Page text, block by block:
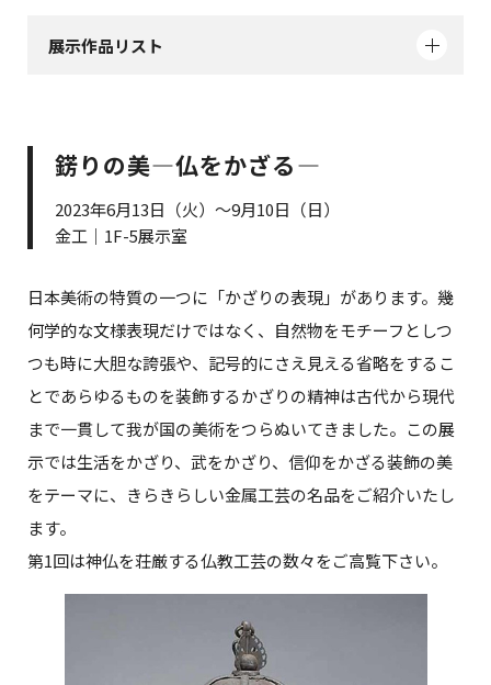
展示作品リスト
錺りの美―仏をかざる―
2023年6月13日（火）～9月10日（日）
金工｜1F-5展示室
日本美術の特質の一つに「かざりの表現」があります。幾
何学的な文様表現だけではなく、自然物をモチーフとしつ
つも時に大胆な誇張や、記号的にさえ見える省略をするこ
とであらゆるものを装飾するかざりの精神は古代から現代
まで一貫して我が国の美術をつらぬいてきました。この展
示では生活をかざり、武をかざり、信仰をかざる装飾の美
をテーマに、きらきらしい金属工芸の名品をご紹介いたし
ます。
第1回は神仏を荘厳する仏教工芸の数々をご高覧下さい。